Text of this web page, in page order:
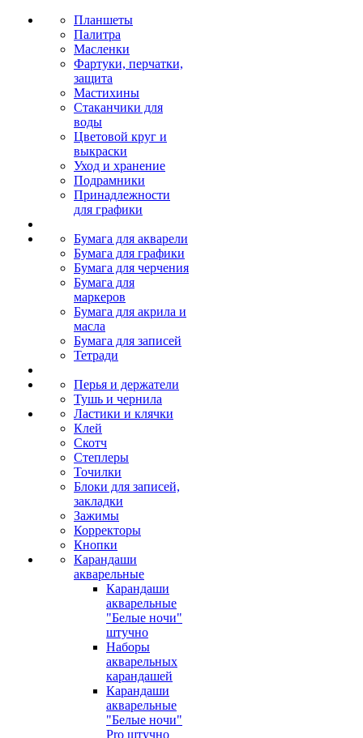
Планшеты
Палитра
Масленки
Фартуки, перчатки,
защита
Мастихины
Стаканчики для
воды
Цветовой круг и
выкраски
Уход и хранение
Подрамники
Принадлежности
для графики
Бумага для акварели
Бумага для графики
Бумага для черчения
Бумага для
маркеров
Бумага для акрила и
масла
Бумага для записей
Тетради
Перья и держатели
Тушь и чернила
Ластики и клячки
Клей
Скотч
Степлеры
Точилки
Блоки для записей,
закладки
Зажимы
Корректоры
Кнопки
Карандаши
акварельные
Карандаши
акварельные
"Белые ночи"
штучно
Наборы
акварельных
карандашей
Карандаши
акварельные
"Белые ночи"
Pro штучно